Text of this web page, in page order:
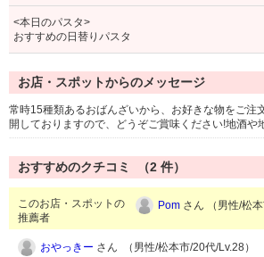
<本日のパスタ>
おすすめの日替りパスタ
お店・スポットからのメッセージ
常時15種類あるおばんざいから、お好きな物をご
開しておりますので、どうぞご賞味ください!地酒
おすすめのクチコミ （2 件）
このお店・スポットの
推薦者
Pom さん （男性/松
おやっきー さん （男性/松本市/20代/Lv.28）